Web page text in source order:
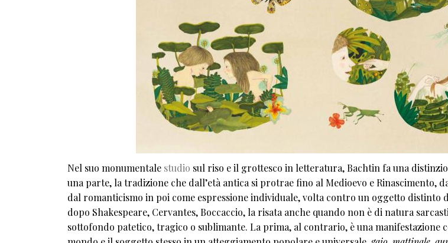
Nel suo monumentale studio sul riso e il grottesco in letteratura, Bachtin fa una
una parte, la tradizione che dall’età antica si protrae fino al Medioevo e Rinascimento,
dal romanticismo in poi come espressione individuale, volta contro un oggetto distinto
dopo Shakespeare, Cervantes, Boccaccio, la risata anche quando non è di natura
sottofondo patetico, tragico o sublimante. La prima, al contrario, è una manifestazione